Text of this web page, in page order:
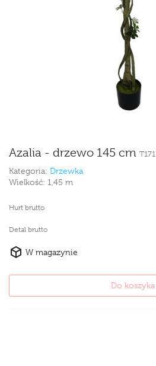
Azalia - drzewo 145 cm T171
Kategoria: Drzewka
Wielkość: 1,45 m
Hurt brutto
Detal brutto
W magazynie
Do koszyka